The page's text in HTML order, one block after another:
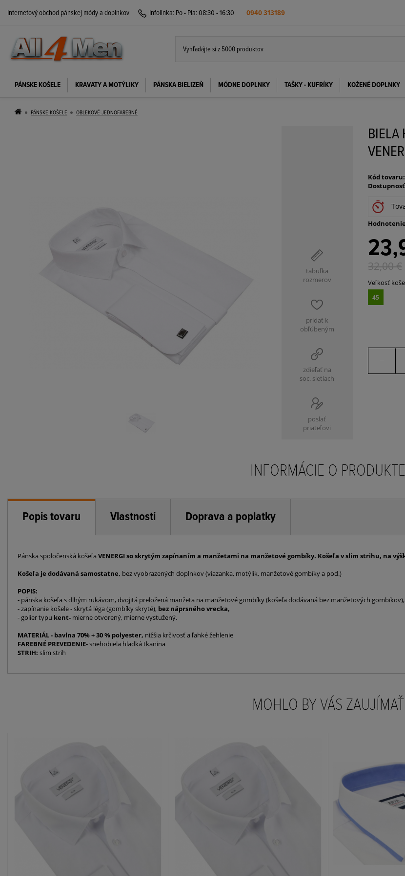
Internetový obchod pánskej módy a doplnkov Infolinka: Po - Pia: 08:30 - 16:30 0940 313189
PÁNSKE KOŠELE KRAVATY A MOTÝLIKY PÁNSKA BIELIZEŇ MÓDNE DOPLNKY TAŠKY - KUFRÍKY KOŽENÉ DOPLNKY
PÁNSKE KOŠELE OBLEKOVÉ JEDNOFAREBNÉ
tabuľka
rozmerov
pridať k
obľúbeným
zdieľať na
soc. sietiach
poslať
priateľovi
BIELA
Kód
32,00€
Veľkosť
45
INFORMÁCIE O PRODUKTE
Popis tovaru Vlastnosti Doprava a poplatky
Pánska spoločenská košeľa VENERGI so skrytým zapínaním a manžetami na manžetové gombíky. Košeľa v slim strihu, na
Košeľa je dodávaná samostatne, bez vyobrazených doplnkov (viazanka, motýlik, manžetové gombíky a pod.)
POPIS:
- pánska košeľa s dlhým rukávom, dvojitá preložená manžeta na manžetové gombíky (košeľa dodávaná bez manžetových gombíkov),
- zapínanie košele - skrytá léga (gombíky skryté), bez náprsného vrecka,
- golier typu kent- mierne otvorený, mierne vystužený.
MATERIÁL - bavlna 70% + 30 % polyester, nižšia krčivosť a ľahké žehlenie
FAREBNÉ PREVEDENIE-snehobiela hladká tkanina
STRIH: slim strih
MOHLO BY VÁS ZAUJÍMAŤ